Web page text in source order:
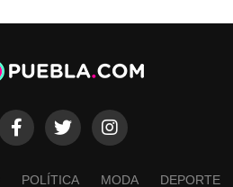
POLÍTICA MODA DEPORTE